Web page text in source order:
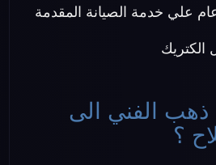
علي خدمة الصيانة المقدمة
الكتريك
ذهب الفني الى
؟